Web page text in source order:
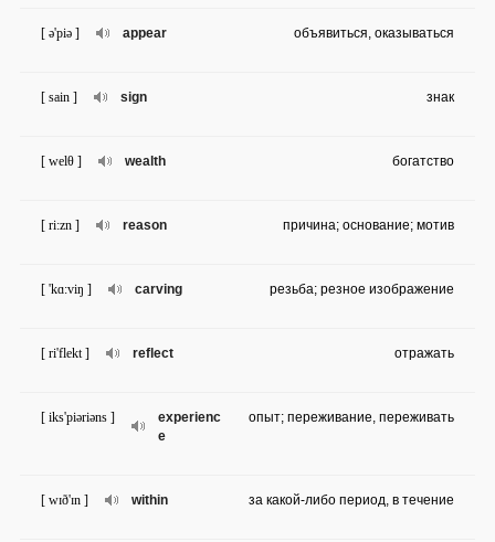
appear
[ ə'piə ] объявиться, оказываться
sign
[ sain ] знак
wealth
[ welθ ] богатство
reason
[ ri:zn ] причина; основание; мотив
carving
[ 'kɑ:viŋ ] резьба; резное изображение
reflect
[ ri'flekt ] отражать
experienc
e
[ iks'piəriəns ] опыт; переживание, переживать
within
[ wɪð'ɪn ] за какой-либо период, в течение